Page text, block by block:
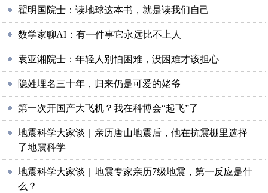
翟明国院士：读地球这本书，就是读我们自己
数学家聊AI：有一件事它永远比不上人
袁亚湘院士：年轻人别怕困难，没困难才该担心
隐姓埋名三十年，归来仍是可爱的姥爷
第一次开国产大飞机？我在科博会“起飞”了
地震科学大家谈｜亲历唐山地震后，他在抗震棚里选择
了地震科学
地震科学大家谈｜地震专家亲历7级地震，第一反应是什
么？